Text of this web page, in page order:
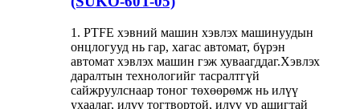
1. PTFE хэвний машин хэвлэх машинуудын
онцлогууд нь гар, хагас автомат, бүрэн
автомат хэвлэх машин гэж хуваагддаг.Хэвлэх
даралтын технологийг тасралтгүй
сайжруулснаар тоног төхөөрөмж нь илүү
ухаалаг, илүү тогтвортой, илүү үр ашигтай